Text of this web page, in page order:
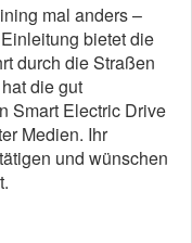
mal anders –
bietet die
durch die Straßen
die gut
Smart Electric Drive
Medien. Ihr
und wünschen